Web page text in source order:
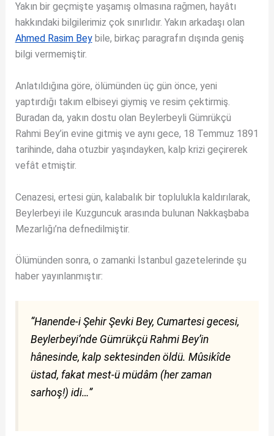
Yakın bir geçmişte yaşamış olmasına rağmen, hayâtı
hakkındaki bilgilerimiz çok sınırlıdır. Yakın arkadaşı olan
Ahmed Rasim Beybile, birkaç paragrafın dışında geniş
bilgi vermemiştir.
Anlatıldığına göre, ölümünden üç gün önce, yeni
yaptırdığı takım elbiseyi giymiş ve resim çektirmiş.
Buradan da, yakın dostu olan Beylerbeyli Gümrükçü
Rahmi Bey’in evine gitmiş ve aynı gece, 18 Temmuz 1891
tarihinde, daha otuzbir yaşındayken, kalp krizi geçirerek
vefât etmiştir.
Cenazesi, ertesi gün, kalabalık bir toplulukla kaldırılarak,
Beylerbeyi ile Kuzguncuk arasında bulunan Nakkaşbaba
Mezarlığı’na defnedilmiştir.
Ölümünden sonra, o zamanki İstanbul gazetelerinde şu
haber yayınlanmıştır:
“Hanende-i Şehir Şevki Bey, Cumartesi gecesi,
Beylerbeyi’nde Gümrükçü Rahmi Bey’in
hânesinde, kalp sektesinden öldü. Mûsikîde
üstad, fakat mest-ü müdâm (her zaman
sarhoş!) idi…”